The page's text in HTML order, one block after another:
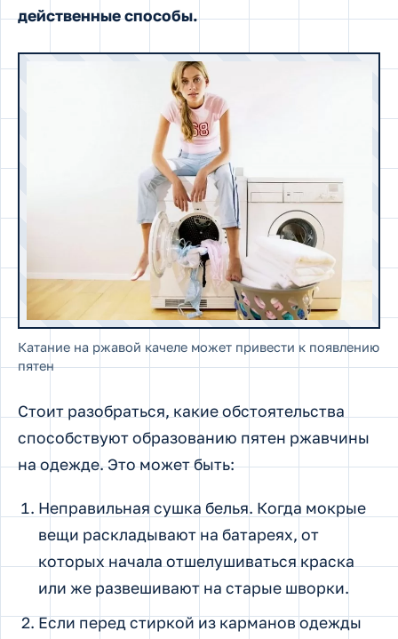
действенные способы.
Катание на ржавой качеле может привести к появлению
пятен
Стоит разобраться, какие обстоятельства
способствуют образованию пятен ржавчины
на одежде. Это может быть:
Неправильная сушка белья. Когда мокрые
вещи раскладывают на батареях, от
которых начала отшелушиваться краска
или же развешивают на старые шворки.
Если перед стиркой из карманов одежды